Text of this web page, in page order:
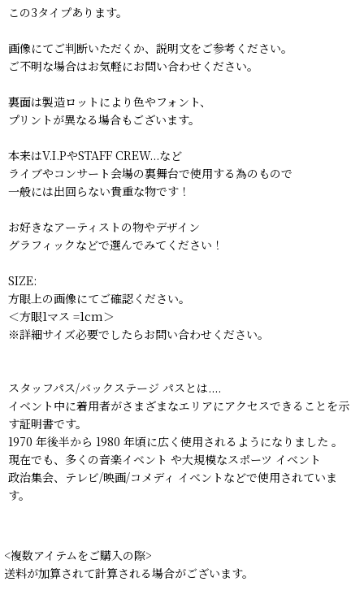
この3タイプあります。
画像にてご判断いただくか、説明文をご参考ください。
ご不明な場合はお気軽にお問い合わせください。
裏面は製造ロットにより色やフォント、
プリントが異なる場合もございます。
本来はV.I.PやSTAFF CREW...など
ライブやコンサート会場の裏舞台で使用する為のもので
一般には出回らない貴重な物です！
お好きなアーティストの物やデザイン
グラフィックなどで選んでみてください！
SIZE:
方眼上の画像にてご確認ください。
＜方眼1マス =1cm＞
※詳細サイズ必要でしたらお問い合わせください。
スタッフパス/バックステージ パスとは....
イベント中に着用者がさまざまなエリアにアクセスできることを示
す証明書です。
1970 年後半から 1980 年頃に広く使用されるようになりました 。
現在でも、多くの音楽イベント や大規模なスポーツ イベント
政治集会、テレビ/映画/コメディ イベントなどで使用されていま
す。
<複数アイテムをご購入の際>
送料が加算されて計算される場合がございます。